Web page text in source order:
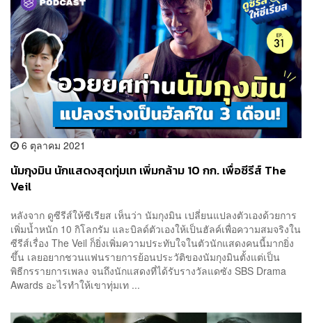
6 ตุลาคม 2021
นัมกุงมิน นักแสดงสุดทุ่มเท เพิ่มกล้าม 10 กก. เพื่อซีรีส์ The
Veil
หลังจาก ดูซีรีส์ให้ซีเรียส เห็นว่า นัมกุงมิน เปลี่ยนแปลงตัวเองด้วยการ
เพิ่มน้ำหนัก 10 กิโลกรัม และบิลด์ตัวเองให้เป็นฮัลค์เพื่อความสมจริงใน
ซีรีส์เรื่อง The Veil ก็ยิ่งเพิ่มความประทับใจในตัวนักแสดงคนนี้มากยิ่ง
ขึ้น เลยอยากชวนแฟนรายการย้อนประวัติของนัมกุงมินตั้งแต่เป็น
พิธีกรรายการเพลง จนถึงนักแสดงที่ได้รับรางวัลแดซัง SBS Drama
Awards อะไรทำให้เขาทุ่มเท ...